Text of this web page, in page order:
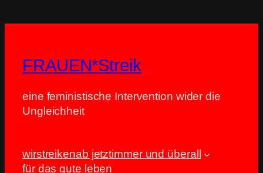
FRAUEN*Streik
eine feministische Intervention wider die
Ungleichheit
wirstreikenab jetztimmer und überall
für das gute leben